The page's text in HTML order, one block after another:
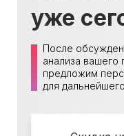
После
анализа вашего
предложим
для
уже